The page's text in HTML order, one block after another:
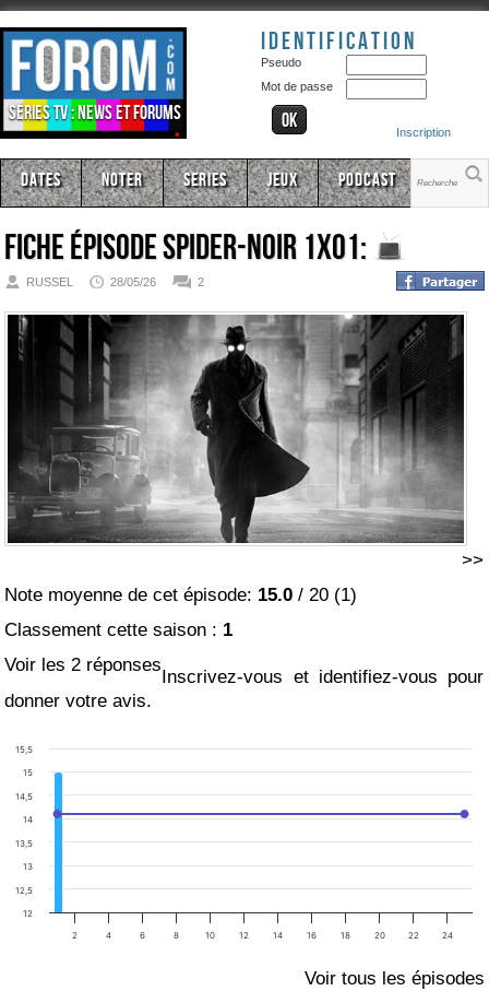
Séries TV : news et forums
Identification
Pseudo
Mot de passe
Inscription
Dates Noter Series Jeux Podcast
Fiche épisodeSpider-Noir 1x01:
RUSSEL 28/05/26 2
>>
Note moyenne de cet épisode: 15.0 / 20 (1)
Classement cette saison : 1
Voir les 2 réponses
Inscrivez-vous et identifiez-vous pour
donner votre avis.
2 4 6 8 10 12 14 16 18 20 22 24
12
12,5
13
13,5
14
14,5
15
15,5
Voir tous les épisodes